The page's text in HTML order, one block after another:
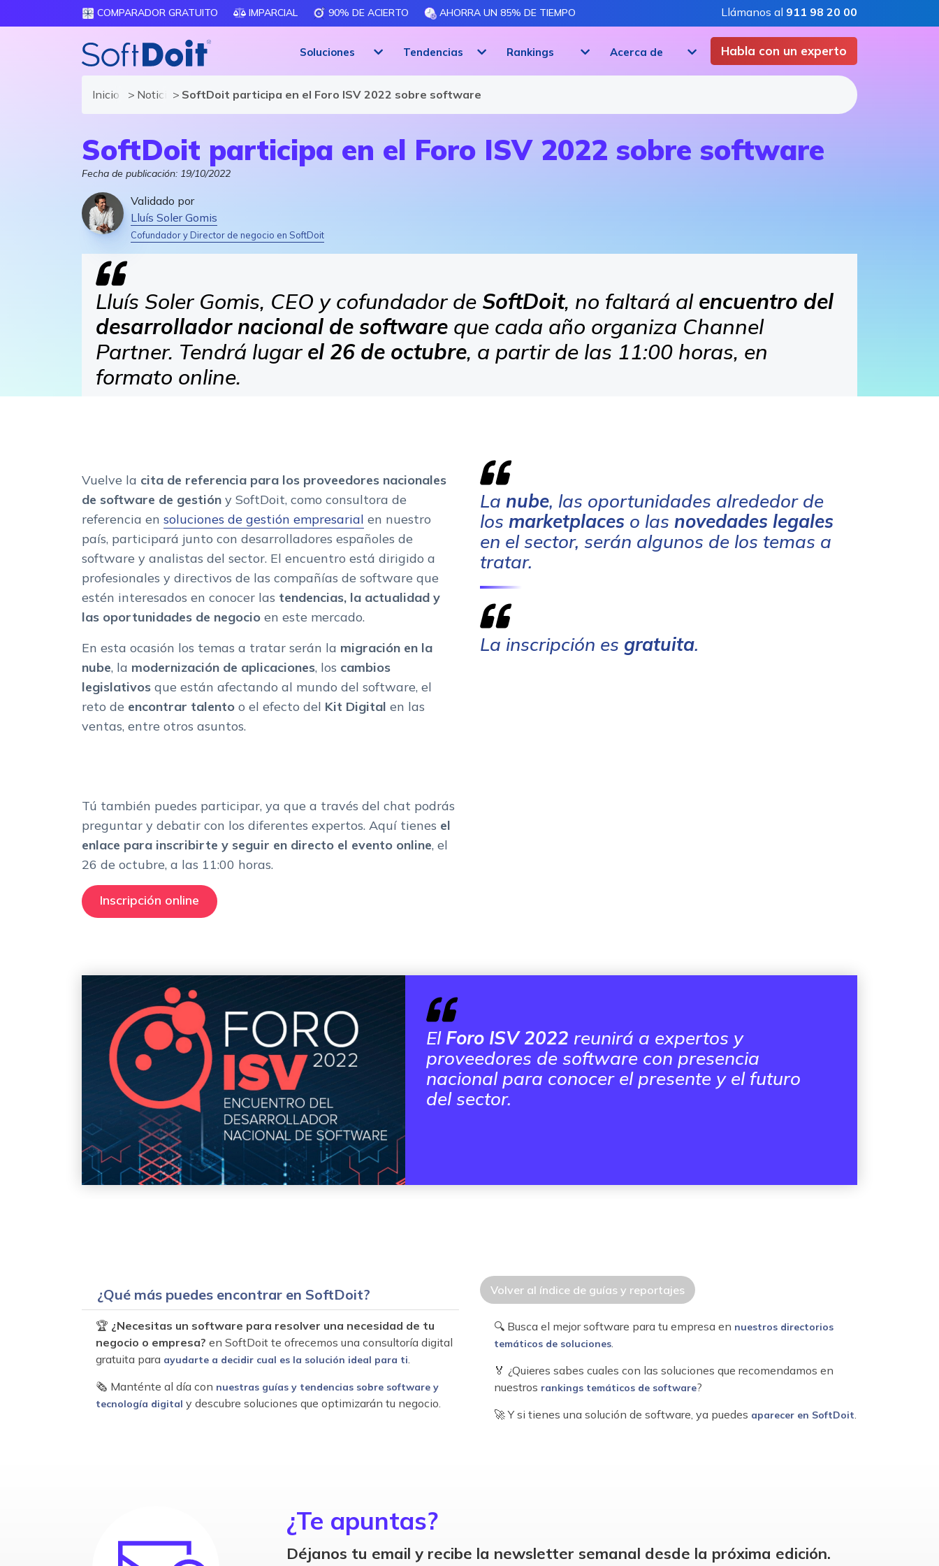
COMPARADOR GRATUITO IMPARCIAL 90% DE ACIERTO AHORRA UN 85% DE TIEMPO Llámanos al 911 98 20 00
Habla con un experto
Soluciones Tendencias Rankings Acerca de
Inicio Noticias de SoftDoit
SoftDoit participa en el Foro ISV 2022 sobre software
SoftDoit participa en el Foro ISV 2022 sobre software
Fecha de publicación: 19/10/2022
Validado por
Lluís Soler Gomis
Cofundador y Director de negocio en SoftDoit
Lluís Soler Gomis, CEO y cofundador de SoftDoit, no faltará alencuentro del
desarrollador nacional de software que cada año organiza Channel
Partner. Tendrá lugar el 26 de octubre, a partir de las 11:00 horas, en
formato online.
Vuelve la cita de referencia para los proveedores nacionales
de software de gestión y SoftDoit, como consultora de
referencia en soluciones de gestión empresarial en nuestro
país, participará junto con desarrolladores españoles de
software y analistas del sector. El encuentro está dirigido a
profesionales y directivos de las compañías de software que
estén interesados en conocer las tendencias, la actualidad y
las oportunidades de negocio en este mercado.
En esta ocasión los temas a tratar serán la migración en la
nube, la modernización de aplicaciones, los cambios
legislativos que están afectando al mundo del software, el
reto de encontrar talento o el efecto del Kit Digital en las
ventas, entre otros asuntos.
La nube, las oportunidades alrededor de
los marketplaces o las novedades legales
en el sector, serán algunos de los temas a
tratar.
La inscripción es gratuita.
Tú también puedes participar, ya que a través del chat podrás
preguntar y debatir con los diferentes expertos. Aquí tienes el
enlace para inscribirte y seguir en directo el evento online, el
26 de octubre, a las 11:00 horas.
Inscripción online
El Foro ISV 2022 reunirá a expertos y
proveedores de software con presencia
nacional para conocer el presente y el futuro
del sector.
¿Qué más puedes encontrar en SoftDoit?
🏆 ¿Necesitas un software para resolver una necesidad de tu
negocio o empresa? en SoftDoit te ofrecemos una consultoría digital
gratuita para ayudarte a decidir cual es la solución ideal para ti.
🗞 Manténte al día con nuestras guías y tendencias sobre software y
tecnología digital y descubre soluciones que optimizarán tu negocio.
Volver al índice de guías y reportajes
🔍 Busca el mejor software para tu empresa en nuestros directorios
temáticos de soluciones.
🏅 ¿Quieres sabes cuales con las soluciones que recomendamos en
nuestros rankings temáticos de software?
🚀 Y si tienes una solución de software, ya puedes aparecer en SoftDoit.
¿Te apuntas?
Déjanos tu email y recibe la newsletter semanal desde la próxima edición.